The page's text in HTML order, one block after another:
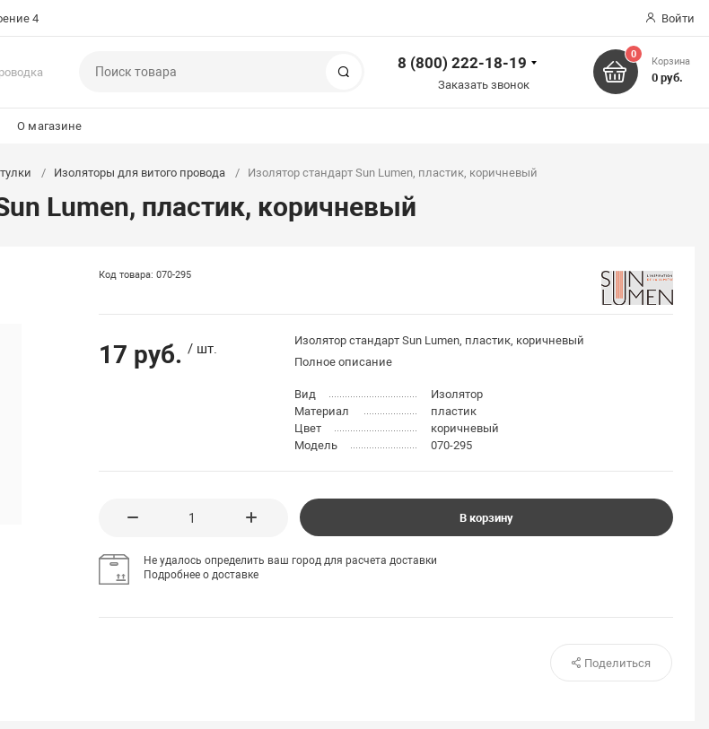
4 Войти
8 (800) 222-18-19
Заказать звонок
0
Корзина
0 руб.
О магазине
Изоляторы для витого провода Изолятор стандарт Sun Lumen, пластик, коричневый
Lumen, пластик, коричневый
Код товара: 070-295
17 руб. / шт.
Изолятор стандарт Sun Lumen, пластик, коричневый
Полное описание
Вид
Изолятор
Материал
пластик
Цвет
коричневый
Модель
070-295
В корзину
Не удалось определить ваш город для расчета доставки
Подробнее о доставке
Поделиться